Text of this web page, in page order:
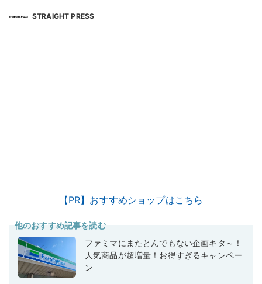
STRAIGHT PRESS
【PR】おすすめショップはこちら
他のおすすめ記事を読む
ファミマにまたとんでもない企画キタ～！
人気商品が超増量！お得すぎるキャンペー
ン